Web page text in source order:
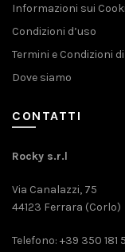
Informazioni sui
Condizioni d’uso
Termini e Condizioni
Dove siamo
CONTATTI
Rocky s.r.l
Via Canalazzi, 75
44123 Ferrara (Corlo)
Telefono: +39 350 181